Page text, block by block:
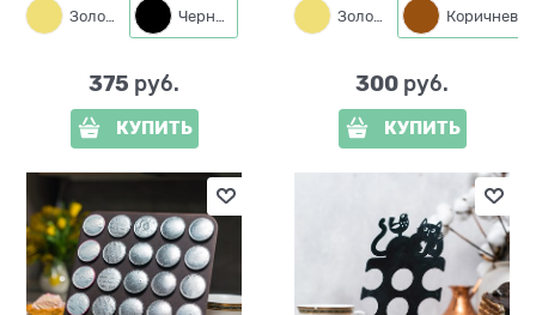
375 руб.
КУПИТЬ
300 руб.
КУПИТЬ